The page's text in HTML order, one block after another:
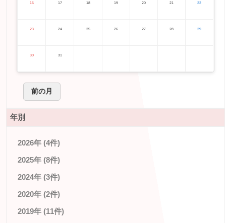
16 17 18 19 20 21 22
23 24 25 26 27 28 29
30 31
前の月
年別
2026年 (4件)
2025年 (8件)
2024年 (3件)
2020年 (2件)
2019年 (11件)